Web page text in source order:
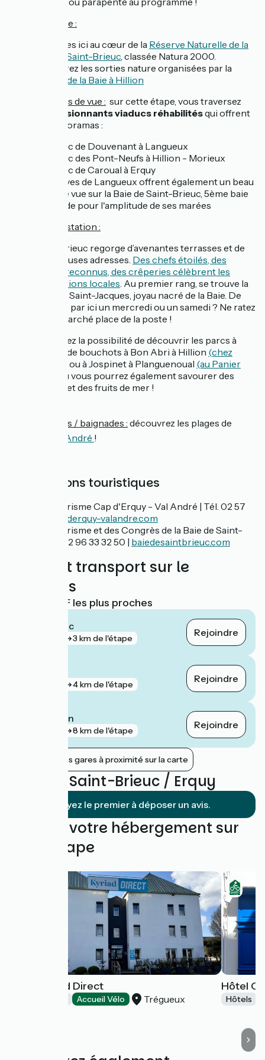
Côté nature :
Vous êtes ici au cœur de la Réserve Naturelle de la
Baie de Saint-Brieuc, classée Natura 2000.
découvrez les sorties nature organisées par la
Maison de la Baie à Hillion
Côté points de vue : sur cette étape, vous traversez
trois impressionnants viaducs réhabilitésqui offrent
de beaux panoramas :
Le viaduc de Douvenant à Langueux
Le viaduc des Pont-Neufs à Hillion - Morieux
Le viaduc de Caroual à Erquy
Les grèves de Langueux offrent également un beau
point de vue sur la Baie de Saint-Brieuc, 5ème baie
au monde pour l'amplitude de ses marées
Côté dégustation :
Saint-Brieuc regorge d’avenantes terrasses et de
savoureuses adresses. Des chefs étoilés, des
talents reconnus, des crêperies célèbrent les
productions locales. Au premier rang, se trouve la
coquille Saint-Jacques, joyau nacré de la Baie. De
passage par ici un mercredi ou un samedi ? Ne ratez
pas le marché place de la poste !
Vous avez la possibilité de découvrir les parcs à
moules de bouchots à Bon Abri à Hillion (chez
ou à Jospinet à Planguenoual (au Panier
, où vous pourrez également savourer des
moules et des fruits de mer !
Côté plages / baignades : découvrez les plages de
Pléneuf-Val-André !
Informations touristiques
Office de Tourisme Cap d'Erquy - Val André | Tél. 02 57
capderquy-valandre.com
Office de Tourisme et des Congrès de la Baie de Saint-
Brieuc | Tél. 02 96 33 32 50 | baiedesaintbrieuc.com
Trains et transport sur le
parcours
Gares SNCF les plus proches
Saint-Brieuc
3 km de l'étape Rejoindre
4 km de l'étape Rejoindre
La Méaugon
8 km de l'étape Rejoindre
Afficher les gares à proximité sur la carte
Avis sur Saint-Brieuc / Erquy
Soyez le premier à déposer un avis.
Trouvez votre hébergement sur
cette étape
Hôtel Kyriad Direct
Accueil Vélo Trégueux
Hôtel
Hôtels